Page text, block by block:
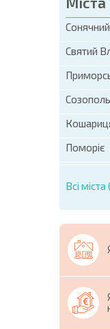
Святий
Созополь
Поморіє
Всі